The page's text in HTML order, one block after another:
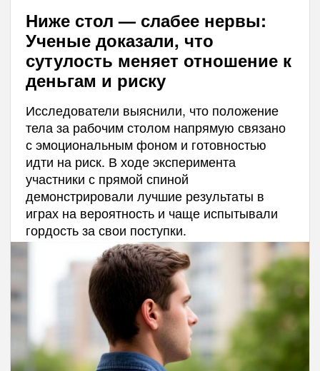
Ниже стол — слабее нервы:
Ученые доказали, что
сутулость меняет отношение к
деньгам и риску
Исследователи выяснили, что положение
тела за рабочим столом напрямую связано
с эмоциональным фоном и готовностью
идти на риск. В ходе эксперимента
участники с прямой спиной
демонстрировали лучшие результаты в
играх на вероятность и чаще испытывали
гордость за свои поступки.